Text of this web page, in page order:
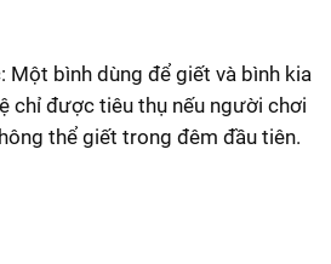
Một bình dùng để giết và bình kia
chỉ được tiêu thụ nếu người chơi
thể giết trong đêm đầu tiên.